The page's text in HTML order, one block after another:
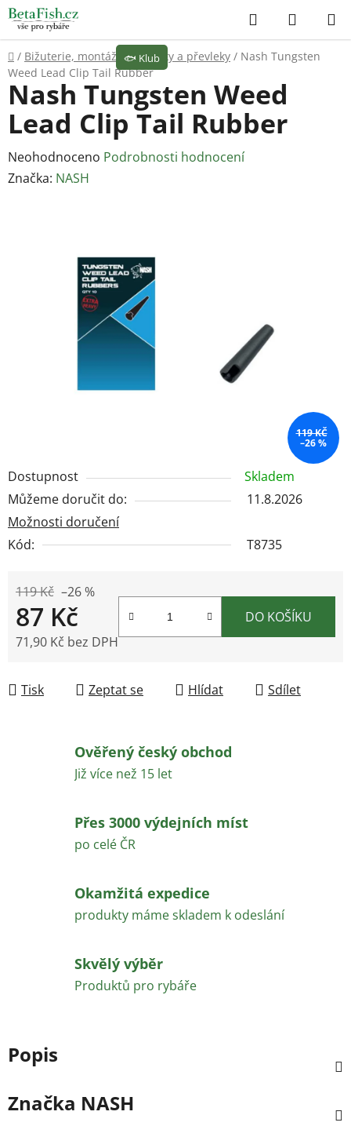
Přejít
na
obsah
Hledat
KOŠÍK
Domů
/ Bižuterie, montáže / Závěsky a převleky / Nash Tungsten
Weed Lead Clip Tail Rubber
Dostupnost
Skladem
Můžeme doručit do:
11.8.2026
Možnosti doručení
Kód:
T8735
119 Kč –26 %
87 Kč
71,90 Kč bez DPH
DO KOŠÍKU
Tisk Zeptat se Hlídat Sdílet
Nash Tungsten Weed
Lead Clip Tail Rubber
Průměrné
hodnocení
Neohodnoceno Podrobnosti hodnocení
Značka: NASH
119 KČ
–26 %
Ověřený český obchod
Již více než 15 let
Přes 3000 výdejních míst
po celé ČR
Okamžitá expedice
produkty máme skladem k odeslání
Skvělý výběr
Produktů pro rybáře
Popis
Značka NASH
🐟 Klub